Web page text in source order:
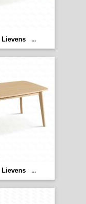
Lievens ...
Lievens ...